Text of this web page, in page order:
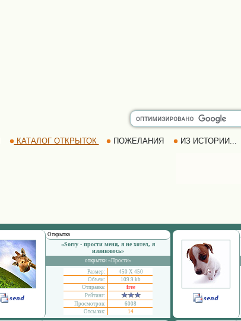
КАТАЛОГ ОТКРЫТОК ПОЖЕЛАНИЯ ИЗ ИСТОРИИ...
Открытка
«Sorry - прости меня, я не хотел, я
извиняюсь»
открытки «Прости»
Размер:
450 Х 450
Объем:
109.9 kb
Отправка:
free
Рейтинг:
Просмотров:
6008
Отсылок:
14